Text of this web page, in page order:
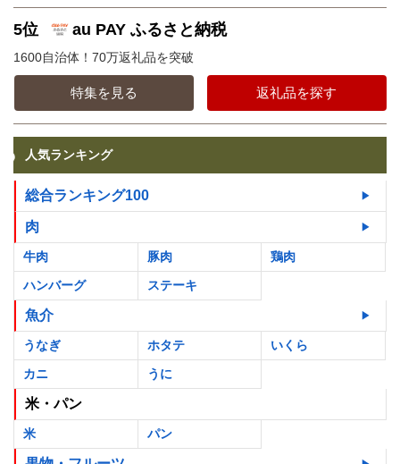
5位 au PAY ふるさと納税
1600自治体！70万返礼品を突破
特集を見る 返礼品を探す
人気ランキング
総合ランキング100
肉
牛肉 豚肉
鶏肉
ハンバーグ
ステーキ
魚介
うなぎ ホタテ
いくら
カニ
うに
米・パン
米 パン